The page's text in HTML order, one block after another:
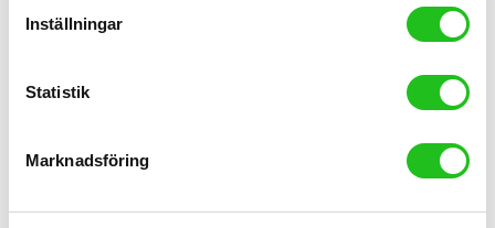
Inställningar
Statistik
Marknadsföring